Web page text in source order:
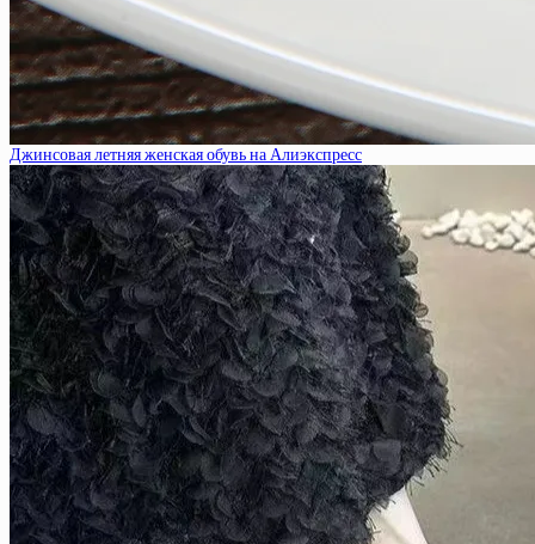
Джинсовая летняя женская обувь на Алиэкспресс